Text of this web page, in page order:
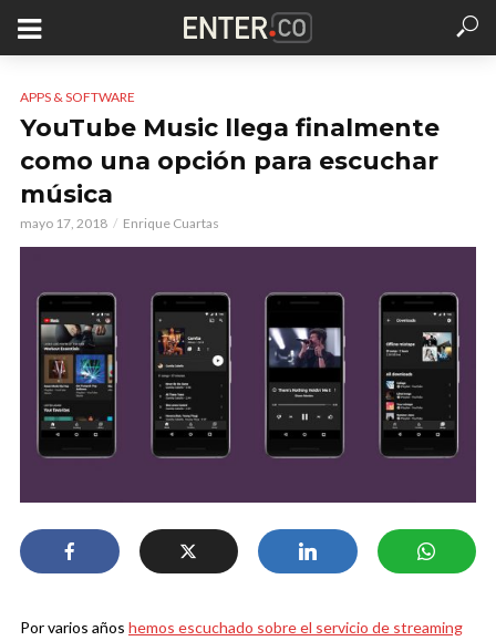
APPS & SOFTWARE
YouTube Music llega finalmente
como una opción para escuchar
música
mayo 17, 2018 Enrique Cuartas
Por varios años hemos escuchado sobre el servicio de streaming